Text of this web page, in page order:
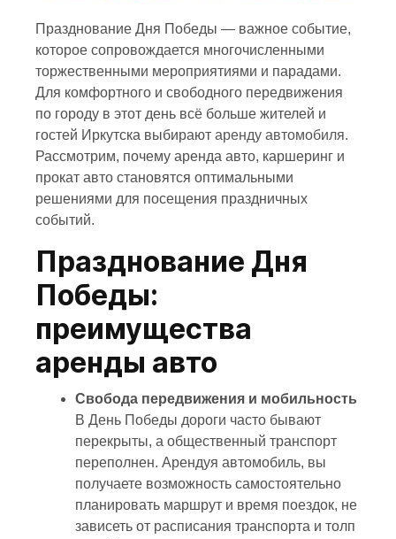
Празднование Дня Победы — важное событие,
которое сопровождается многочисленными
торжественными мероприятиями и парадами.
Для комфортного и свободного передвижения
по городу в этот день всё больше жителей и
гостей Иркутска выбирают аренду автомобиля.
Рассмотрим, почему аренда авто, каршеринг и
прокат авто становятся оптимальными
решениями для посещения праздничных
событий.
Празднование Дня
Победы:
преимущества
аренды авто
Свобода передвижения и мобильность
В День Победы дороги часто бывают
перекрыты, а общественный транспорт
переполнен. Арендуя автомобиль, вы
получаете возможность самостоятельно
планировать маршрут и время поездок, не
зависеть от расписания транспорта и толп